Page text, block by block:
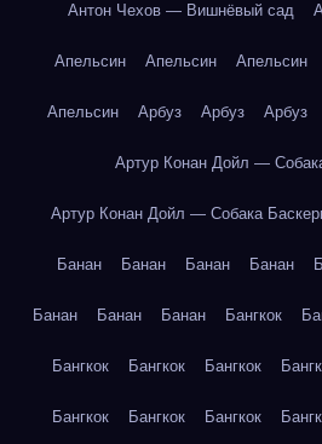
Антон Чехов — Вишнёвый сад
Апельсин Апельсин Апельсин
Апельсин Арбуз Арбуз Арбуз
Артур Конан Дойл —
Артур Конан Дойл — Собака
Банан Банан Банан Банан
Банан Банан Банан Бангкок
Бангкок Бангкок Бангкок
Бангкок Бангкок Бангкок